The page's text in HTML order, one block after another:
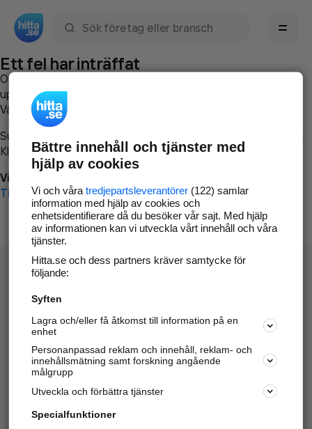
Ett fel har inträffat
Om du vill kan du
uppstod så att vi lättare och snabbare kan avhjälpa det.
Vänligen försök med följande:
Surfa till
Klicka påTillbaka-knappen i webbläsaren och försök igen
Vi beklagar besväret!
Till startsidan
Hitta.se - Gratis nummerupplysning.
Sök företag, personer och platser.
Hitta telefonnummer, adresser, företagsinfo mm.
Marknadsför företaget
Bättre innehåll och tjänster med
hjälp av cookies
Vi och våra tredjepartsleverantörer(122) samlar
information med hjälp av cookies och
enhetsidentifierare då du besöker vår sajt. Med hjälp
av informationen kan vi utveckla vårt innehåll och våra
tjänster.
Hitta.se och dess partners kräver samtycke för
följande:
Syften
Lagra och/eller få åtkomst till information på en
enhet
Personanpassad reklam och innehåll, reklam- och
innehållsmätning samt forskning angående
målgrupp
Utveckla och förbättra tjänster
Specialfunktioner